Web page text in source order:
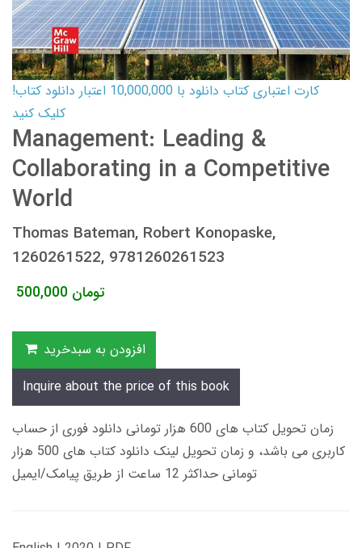
کارت اعتباری کتاب دانلود با 10,000,000 اعتبار دانلود کتاب!
کلیک کنید
Management: Leading &
Collaborating in a Competitive
World
Thomas Bateman, Robert Konopaske,
1260261522, 9781260261523
500,000 تومان
افزودن به سبدخرید
Inquire about the price of this book
زمان تحویل کتاب های 600 هزار تومانی دانلود فوری از حساب
کاربری می باشد، و زمان تحویل لینک دانلود کتاب های 500 هزار
تومانی حداکثر 12 ساعت از طریق پیامک/ایمیل